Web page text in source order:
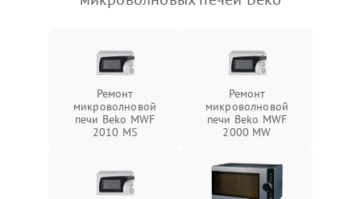
Ремонт
микроволновой
печи Beko MWF
2010 MS
Ремонт
микроволновой
печи Beko MWF
2000 MW